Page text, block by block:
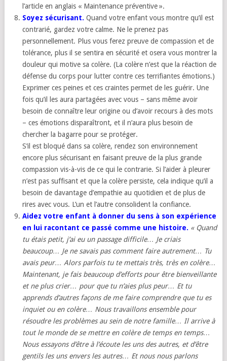
l’article en anglais « Maintenance préventive ».
Soyez sécurisant.Quand votre enfant vous montre qu’il est
contrarié, gardez votre calme. Ne le prenez pas
personnellement. Plus vous ferez preuve de compassion et de
tolérance, plus il se sentira en sécurité et osera vous montrer la
douleur qui motive sa colère. (La colère n’est que la réaction de
défense du corps pour lutter contre ces terrifiantes émotions.)
Exprimer ces peines et ces craintes permet de les guérir. Une
fois qu’il les aura partagées avec vous – sans même avoir
besoin de connaître leur origine ou d’avoir recours à des mots
– ces émotions disparaîtront, et il n’aura plus besoin de
chercher la bagarre pour se protéger.
S’il est bloqué dans sa colère, rendez son environnement
encore plus sécurisant en faisant preuve de la plus grande
compassion vis-à-vis de ce qui le contrarie. Si l’aider à pleurer
n’est pas suffisant et que la colère persiste, cela indique qu’il a
besoin de davantage d’empathie au quotidien et de plus de
rires avec vous. L’un et l’autre consolident la confiance.
Aidez votre enfant à donner du sens à son expérience
en lui racontant ce passé comme une histoire. « Quand
tu étais petit, j’ai eu un passage difficile… Je criais
beaucoup… Je ne savais pas comment faire autrement… Tu
avais peur… Alors parfois tu te mettais très, très en colère…
Maintenant, je fais beaucoup d’efforts pour être bienveillante
et ne plus crier… pour que tu n’aies plus peur… Et tu
apprends d’autres façons de me faire comprendre que tu es
inquiet ou en colère… Nous travaillons ensemble pour
résoudre les problèmes au sein de notre famille… Il arrive à
tout le monde de se mettre en colère de temps en temps…
Nous essayons d’être à l’écoute les uns des autres, et d’être
gentils les uns envers les autres… Et nous nous parlons